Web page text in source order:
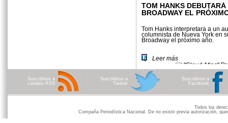
TOM HANKS DEBUTARÁ
BROADWAY EL
Tom Hanks interpretará a un
columnista de Nueva York en
Broadway el próximo año.
Leer más
Suscribirse a
canales RSS
Suscribirse a
Twitter
Suscribirse a
Facebook
Todos los
Compaña Periodística Nacional. De no existir previa autorización,